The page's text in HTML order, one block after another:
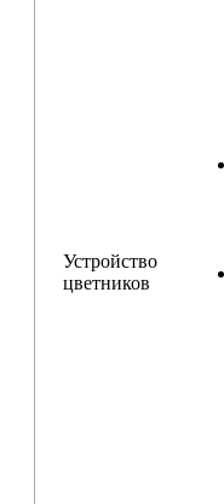
Устройство
цветников